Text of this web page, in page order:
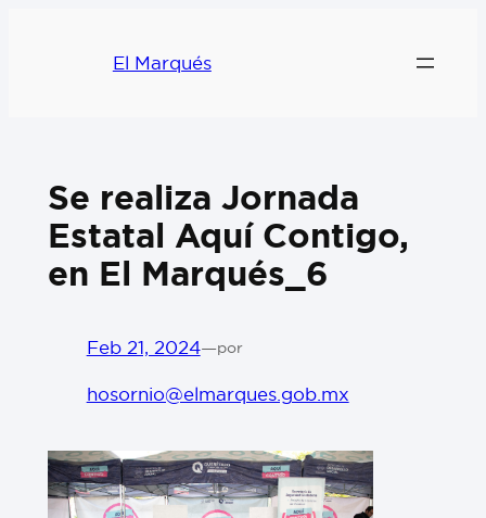
El Marqués
Se realiza Jornada
Estatal Aquí Contigo,
en El Marqués_6
Feb 21, 2024—por
hosornio@elmarques.gob.mx